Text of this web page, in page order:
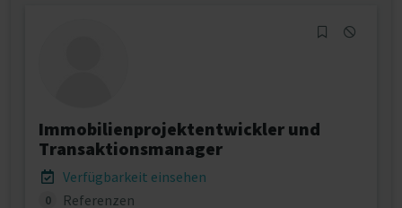
Immobilienprojektentwickler und
Transaktionsmanager
Verfügbarkeit einsehen
0 Referenzen